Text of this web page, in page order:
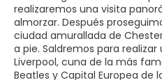
realizaremos una visita
almorzar. Después
ciudad amurallada de
a pie. Saldremos para
Liverpool, cuna de la más
Beatles y Capital Europea de